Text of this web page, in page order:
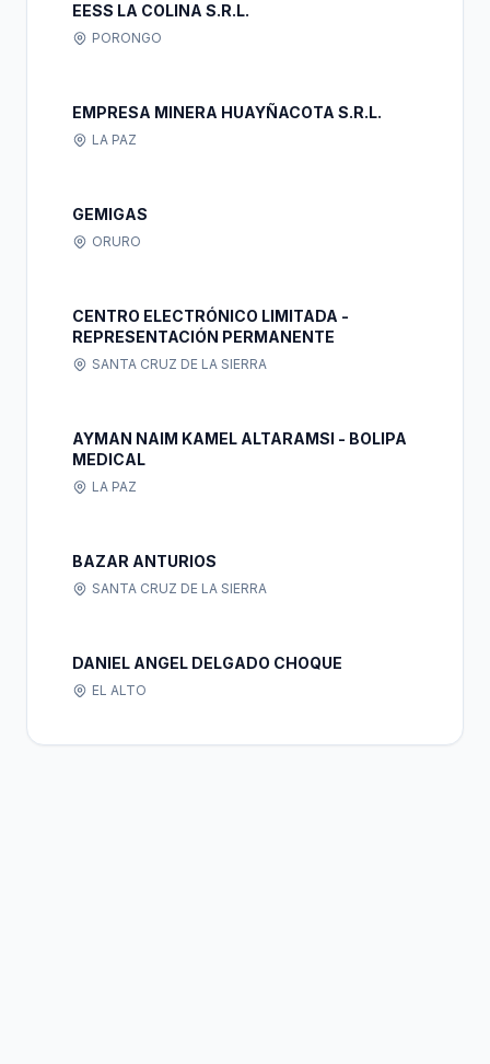
EESS LA COLINA S.R.L.
PORONGO
EMPRESA MINERA HUAYÑACOTA S.R.L.
LA PAZ
GEMIGAS
ORURO
CENTRO ELECTRÓNICO LIMITADA -
REPRESENTACIÓN PERMANENTE
SANTA CRUZ DE LA SIERRA
AYMAN NAIM KAMEL ALTARAMSI - BOLIPA
MEDICAL
LA PAZ
BAZAR ANTURIOS
SANTA CRUZ DE LA SIERRA
DANIEL ANGEL DELGADO CHOQUE
EL ALTO